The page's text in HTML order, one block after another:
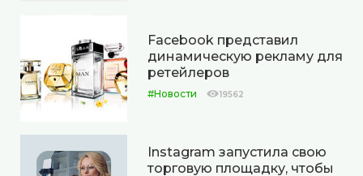
Facebook представил
динамическую рекламу для
ретейлеров
#Новости 19562
Instagram запустила свою
торговую площадку, чтобы